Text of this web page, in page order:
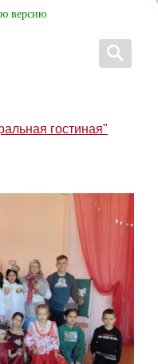
версию
гостиная"